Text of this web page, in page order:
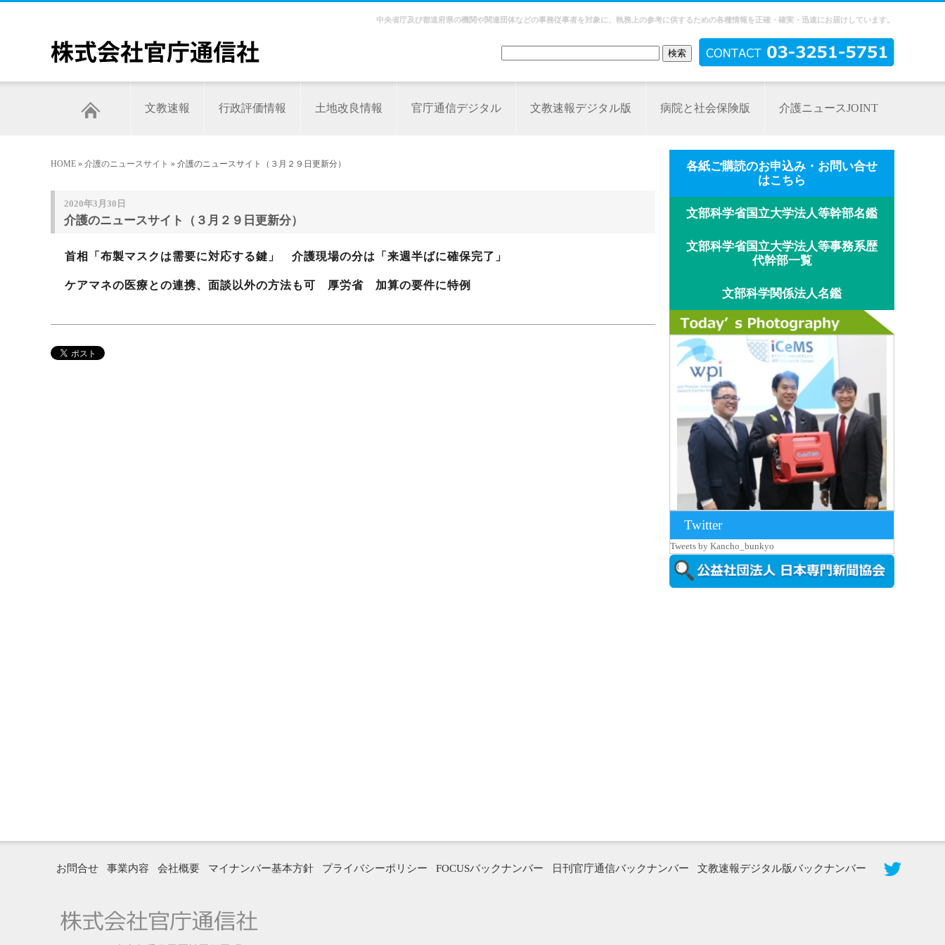
中央省庁及び都道府県の機関や関連団体などの事務従事者を対象に、執務上の参考に供するための各種情報を正確・確実・迅速にお届けしています。
文教速報 行政評価情報 土地改良情報 官庁通信デジタル 文教速報デジタル版 病院と社会保険版 介護ニュースJOINT
HOME » 介護のニュースサイト » 介護のニュースサイト（３月２９日更新分）
2020年3月30日
介護のニュースサイト（３月２９日更新分）
首相「布製マスクは需要に対応する鍵」 介護現場の分は「来週半ばに確保完了」
ケアマネの医療との連携、面談以外の方法も可 厚労省 加算の要件に特例
各紙ご購読のお申込み・お問い合せ
はこちら
文部科学省国立大学法人等幹部名鑑
文部科学省国立大学法人等事務系歴
代幹部一覧
文部科学関係法人名鑑
京都大iCeMS等を視察した松本文部科学
大...
Twitter
Tweets by Kancho_bunkyo
お問合せ 事業内容 会社概要 マイナンバー基本方針 プライバシーポリシー FOCUSバックナンバー 日刊官庁通信バックナンバー 文教速報デジタル版バックナンバー